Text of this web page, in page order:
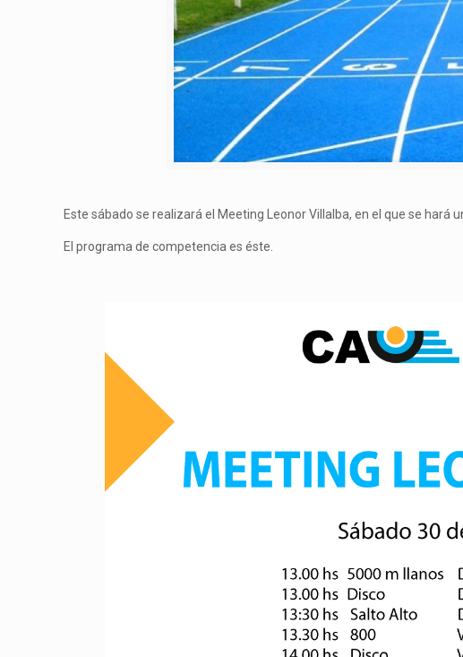
Este sábado se realizará el Meeting Leonor Villalba, en el que se
El programa de competencia es éste.